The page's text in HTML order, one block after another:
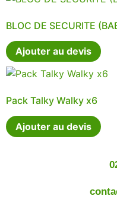
BLOC DE SECURITE
Ajouter au devis
Pack Talky Walky x6
Ajouter au devis